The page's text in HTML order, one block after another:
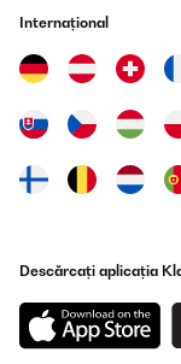
Internațional
Descărcați aplicația